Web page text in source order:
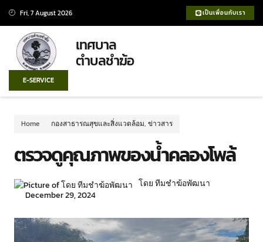
Fri, 7 August 2026 เป็นเพื่อนกับเรา
เทศบาล
ตำบลชำฆ้อ
E-SERVICE
Home กองสาธารณสุขและสิ่งแวดล้อม, ข่าวสาร
ตรวจดูคุณภาพของน้ำคลองโพล้
โดย ทีมชำฆ้อพัฒนา
December 29, 2024